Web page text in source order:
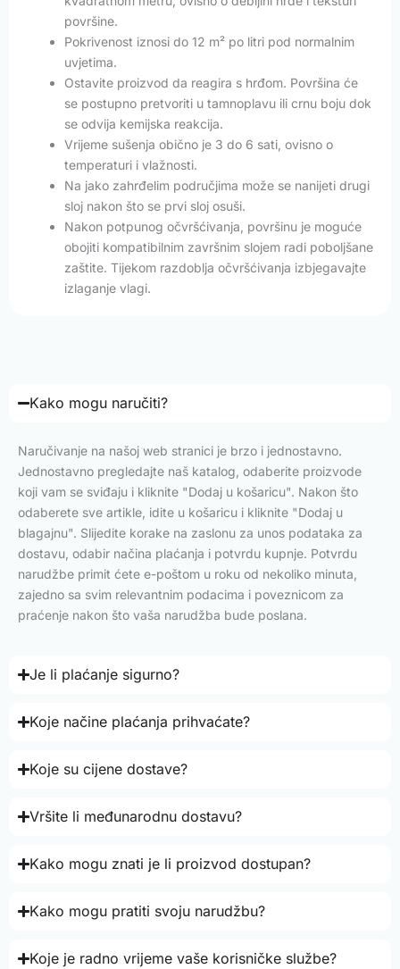
površine.
Pokrivenost iznosi do 12 m² po litri pod normalnim
uvjetima.
Ostavite proizvod da reagira s hrđom. Površina će
se postupno pretvoriti u tamnoplavu ili crnu boju dok
se odvija kemijska reakcija.
Vrijeme sušenja obično je 3 do 6 sati, ovisno o
temperaturi i vlažnosti.
Na jako zahrđelim područjima može se nanijeti drugi
sloj nakon što se prvi sloj osuši.
Nakon potpunog očvršćivanja, površinu je moguće
obojiti kompatibilnim završnim slojem radi poboljšane
zaštite. Tijekom razdoblja očvršćivanja izbjegavajte
izlaganje vlagi.
Kako mogu naručiti?
Naručivanje na našoj web stranici je brzo i jednostavno.
Jednostavno pregledajte naš katalog, odaberite proizvode
koji vam se sviđaju i kliknite "Dodaj u košaricu". Nakon što
odaberete sve artikle, idite u košaricu i kliknite "Dodaj u
blagajnu". Slijedite korake na zaslonu za unos podataka za
dostavu, odabir načina plaćanja i potvrdu kupnje. Potvrdu
narudžbe primit ćete e-poštom u roku od nekoliko minuta,
zajedno sa svim relevantnim podacima i poveznicom za
praćenje nakon što vaša narudžba bude poslana.
Je li plaćanje sigurno?
Koje načine plaćanja prihvaćate?
Koje su cijene dostave?
Vršite li međunarodnu dostavu?
Kako mogu znati je li proizvod dostupan?
Kako mogu pratiti svoju narudžbu?
Koje je radno vrijeme vaše korisničke službe?